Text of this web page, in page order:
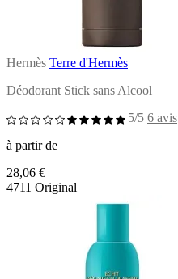
Hermès Terre d'Hermès
Déodorant Stick sans Alcool
5/5 6 avis
à partir de
28,06 €
4711 Original